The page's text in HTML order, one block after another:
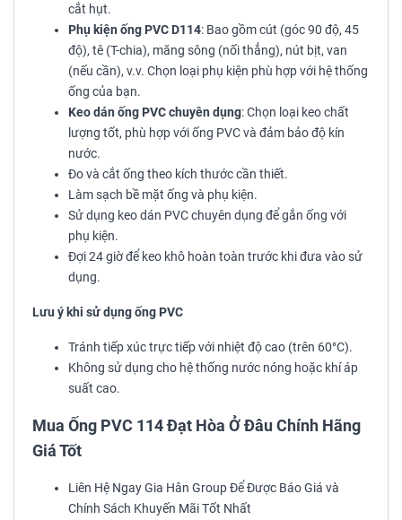
cắt hụt.
Phụ kiện ống PVC D114: Bao gồm cút (góc 90 độ, 45
độ), tê (T-chia), măng sông (nối thẳng), nút bịt, van
(nếu cần), v.v. Chọn loại phụ kiện phù hợp với hệ thống
ống của bạn.
Keo dán ống PVC chuyên dụng: Chọn loại keo chất
lượng tốt, phù hợp với ống PVC và đảm bảo độ kín
nước.
Đo và cắt ống theo kích thước cần thiết.
Làm sạch bề mặt ống và phụ kiện.
Sử dụng keo dán PVC chuyên dụng để gắn ống với
phụ kiện.
Đợi 24 giờ để keo khô hoàn toàn trước khi đưa vào sử
dụng.
Lưu ý khi sử dụng ống PVC
Tránh tiếp xúc trực tiếp với nhiệt độ cao (trên 60°C).
Không sử dụng cho hệ thống nước nóng hoặc khí áp
suất cao.
Mua Ống PVC 114 Đạt Hòa Ở Đâu Chính Hãng
Giá Tốt
Liên Hệ Ngay Gia Hân Group Để Được Báo Giá và
Chính Sách Khuyến Mãi Tốt Nhất